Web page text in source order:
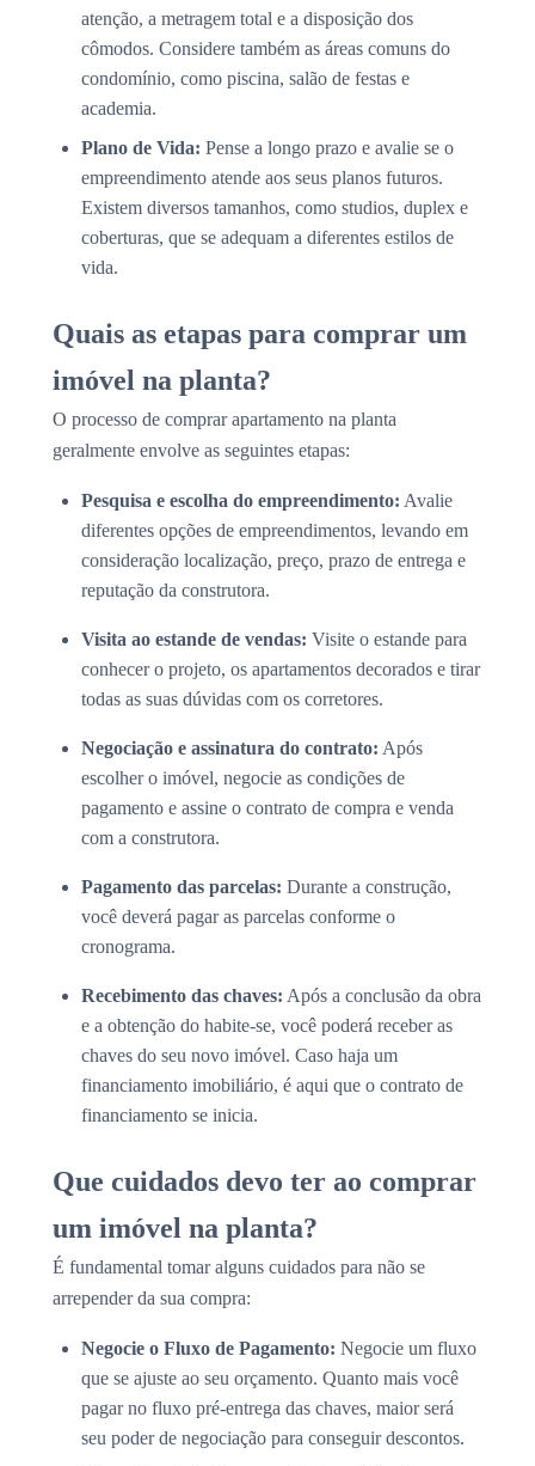
atenção, a metragem total e a disposição dos
cômodos. Considere também as áreas comuns do
condomínio, como piscina, salão de festas e
academia.
Plano de Vida: Pense a longo prazo e avalie se o
empreendimento atende aos seus planos futuros.
Existem diversos tamanhos, como studios, duplex e
coberturas, que se adequam a diferentes estilos de
vida.
Quais as etapas para comprar um
imóvel na planta?
O processo de comprar apartamento na planta
geralmente envolve as seguintes etapas:
Pesquisa e escolha do empreendimento: Avalie
diferentes opções de empreendimentos, levando em
consideração localização, preço, prazo de entrega e
reputação da construtora.
Visita ao estande de vendas: Visite o estande para
conhecer o projeto, os apartamentos decorados e tirar
todas as suas dúvidas com os corretores.
Negociação e assinatura do contrato: Após
escolher o imóvel, negocie as condições de
pagamento e assine o contrato de compra e venda
com a construtora.
Pagamento das parcelas: Durante a construção,
você deverá pagar as parcelas conforme o
cronograma.
Recebimento das chaves: Após a conclusão da obra
e a obtenção do habite-se, você poderá receber as
chaves do seu novo imóvel. Caso haja um
financiamento imobiliário, é aqui que o contrato de
financiamento se inicia.
Que cuidados devo ter ao comprar
um imóvel na planta?
É fundamental tomar alguns cuidados para não se
arrepender da sua compra:
Negocie o Fluxo de Pagamento: Negocie um fluxo
que se ajuste ao seu orçamento. Quanto mais você
pagar no fluxo pré-entrega das chaves, maior será
seu poder de negociação para conseguir descontos.